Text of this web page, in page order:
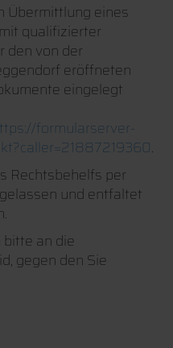
Übermittlung eines
qualifizierter
den von der
eröffneten
eingelegt
formularserver-
.
Rechtsbehelfs per
und entfaltet
bitte an die
gegen den Sie